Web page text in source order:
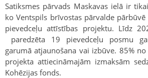
Satiksmes pārvads Maskavas ielā ir
ko Ventspils brīvostas pārvalde
pievedceļu attīstības projektu. Līdz
paredzēta 19 pievedceļu posmu
garumā atjaunošana vai izbūve. 85%
projekta attiecināmajām izmaksām
Kohēzijas fonds.